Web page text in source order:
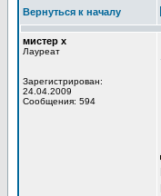
Вернуться к началу
мистер х
Лауреат
Зарегистрирован:
24.04.2009
Сообщения: 594